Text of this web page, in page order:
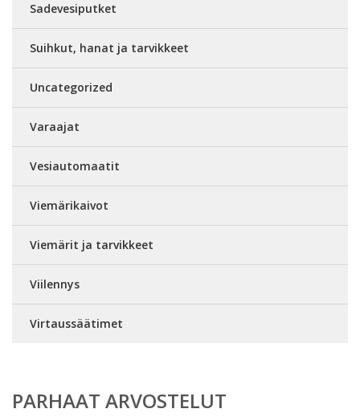
Sadevesiputket
Suihkut, hanat ja tarvikkeet
Uncategorized
Varaajat
Vesiautomaatit
Viemärikaivot
Viemärit ja tarvikkeet
Viilennys
Virtaussäätimet
PARHAAT ARVOSTELUT